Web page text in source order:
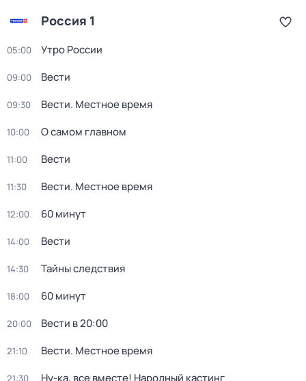
Россия 1
05:00 Утро России
09:00 Вести
09:30 Вести. Местное время
10:00 О самом главном
11:00 Вести
11:30 Вести. Местное время
12:00 60 минут
14:00 Вести
14:30 Тайны следствия
18:00 60 минут
20:00 Вести в 20:00
21:10 Вести. Местное время
21:30 Ну-ка, все вместе! Народный кастинг